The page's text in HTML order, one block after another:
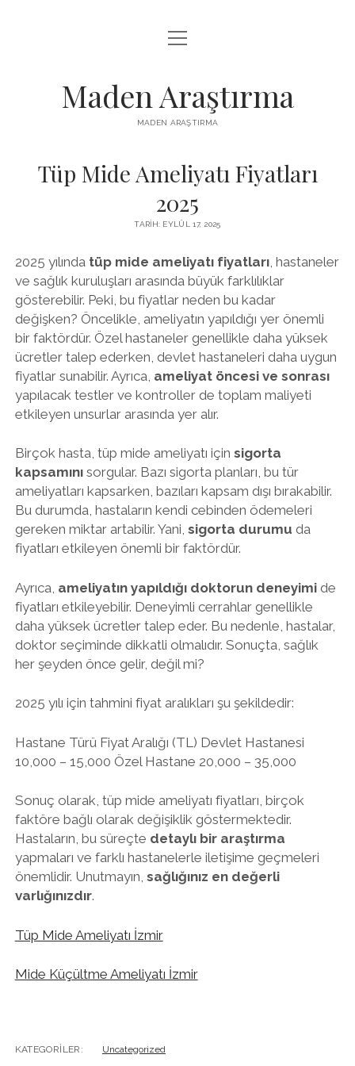
LISTE
SAYFA LISTESI
menüyü
aç
Maden Araştırma
MADEN ARAŞTIRMA
Tüp Mide Ameliyatı Fiyatları
2025
TARIH: EYLÜL 17, 2025
2025 yılında tüp mide ameliyatı fiyatları, hastaneler
ve sağlık kuruluşları arasında büyük farklılıklar
gösterebilir. Peki, bu fiyatlar neden bu kadar
değişken? Öncelikle, ameliyatın yapıldığı yer önemli
bir faktördür. Özel hastaneler genellikle daha yüksek
ücretler talep ederken, devlet hastaneleri daha uygun
fiyatlar sunabilir. Ayrıca, ameliyat öncesi ve sonrası
yapılacak testler ve kontroller de toplam maliyeti
etkileyen unsurlar arasında yer alır.
Birçok hasta, tüp mide ameliyatı için sigorta
kapsamınısorgular. Bazı sigorta planları, bu tür
ameliyatları kapsarken, bazıları kapsam dışı bırakabilir.
Bu durumda, hastaların kendi cebinden ödemeleri
gereken miktar artabilir. Yani, sigorta durumu da
fiyatları etkileyen önemli bir faktördür.
Ayrıca, ameliyatın yapıldığı doktorun deneyimide
fiyatları etkileyebilir. Deneyimli cerrahlar genellikle
daha yüksek ücretler talep eder. Bu nedenle, hastalar,
doktor seçiminde dikkatli olmalıdır. Sonuçta, sağlık
her şeyden önce gelir, değil mi?
2025 yılı için tahmini fiyat aralıkları şu şekildedir:
Hastane Türü Fiyat Aralığı (TL) Devlet Hastanesi
10,000 – 15,000 Özel Hastane 20,000 – 35,000
Sonuç olarak, tüp mide ameliyatı fiyatları, birçok
faktöre bağlı olarak değişiklik göstermektedir.
Hastaların, bu süreçte detaylı bir araştırma
yapmaları ve farklı hastanelerle iletişime geçmeleri
önemlidir. Unutmayın, sağlığınız en değerli
varlığınızdır.
Tüp Mide Ameliyatı İzmir
Mide Küçültme Ameliyatı İzmir
KATEGORILER: Uncategorized